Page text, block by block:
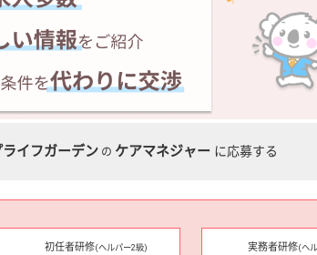
ライフガーデン の ケアマネジャー に応募する
初任者研修(ヘルパー2級) 実務者研修(ヘ